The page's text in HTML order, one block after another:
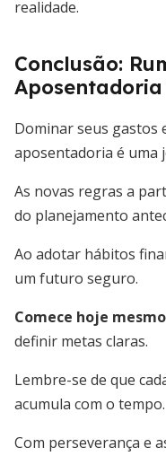
realidade.
Conclusão:
Dominar seus gastos
aposentadoria é uma
As novas regras a
do planejamento
Ao adotar hábitos
um futuro seguro.
Comece hoje
definir metas claras.
Lembre-se de que
acumula com o tempo.
Com perseverança e